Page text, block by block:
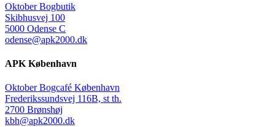
Oktober Bogbutik
Skibhusvej 100
5000 Odense C
odense@apk2000.dk
APK København
Oktober Bogcafé København
Frederikssundsvej 116B, st th.
2700 Brønshøj
kbh@apk2000.dk